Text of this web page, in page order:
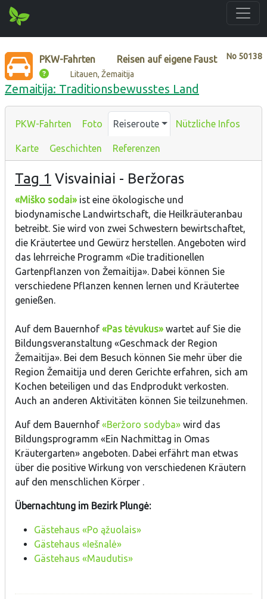
No 50138
PKW-Fahrten Reisen auf eigene Faust
Litauen, Žemaitija
Zemaitija: Traditionsbewusstes Land
PKW-Fahrten Foto Reiseroute Nützliche Infos
Karte Geschichten Referenzen
Tag 1 Visvainiai - Beržoras
«Miško sodai» ist eine ökologische und
biodynamische Landwirtschaft, die Heilkräuteranbau
betreibt. Sie wird von zwei Schwestern bewirtschaftet,
die Kräutertee und Gewürz herstellen. Angeboten wird
das lehrreiche Programm «Die traditionellen
Gartenpflanzen von Žemaitija». Dabei können Sie
verschiedene Pflanzen kennen lernen und Kräutertee
genießen.
Auf dem Bauernhof «Pas tėvukus» wartet auf Sie die
Bildungsveranstaltung «Geschmack der Region
Žemaitija». Bei dem Besuch können Sie mehr über die
Region Žemaitija und deren Gerichte erfahren, sich am
Kochen beteiligen und das Endprodukt verkosten.
Auch an anderen Aktivitäten können Sie teilzunehmen.
Auf dem Bauernhof «Beržoro sodyba» wird das
Bildungsprogramm «Ein Nachmittag in Omas
Kräutergarten» angeboten. Dabei erfährt man etwas
über die positive Wirkung von verschiedenen Kräutern
auf den menschlichen Körper .
Übernachtung im Bezirk Plungė:
Gästehaus «Po ąžuolais»
Gästehaus «Iešnalė»
Gästehaus «Maudutis»